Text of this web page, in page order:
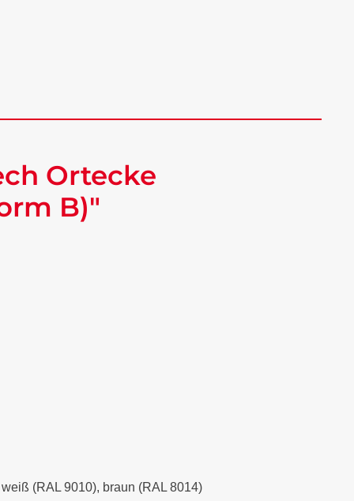
Ortecke
B)"
(RAL 9010), braun (RAL 8014)